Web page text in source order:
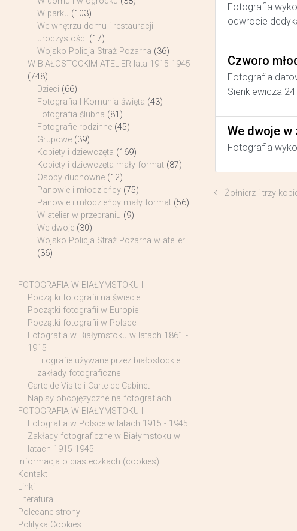
Fotografia
odwrocie
Czworo
Fotografia
Sienkiewicza 24
We dwoje w
Fotografia
Żołnierz i trzy
W parku (103)
We wnętrzu domu i restauracji
uroczystości (17)
Wojsko Policja Straż Pożarna (36)
W BIAŁOSTOCKIM ATELIER lata 1915-1945
(748)
Dzieci (66)
Fotografia I Komunia święta (43)
Fotografia ślubna (81)
Fotografie rodzinne (45)
Grupowe (39)
Kobiety i dziewczęta (169)
Kobiety i dziewczęta mały format (87)
Osoby duchowne (12)
Panowie i młodzieńcy (75)
Panowie i młodzieńcy mały format (56)
W atelier w przebraniu (9)
We dwoje (30)
Wojsko Policja Straż Pożarna w atelier
(36)
FOTOGRAFIA W BIAŁYMSTOKU I
Początki fotografii na świecie
Początki fotografii w Europie
Początki fotografii w Polsce
Fotografia w Białymstoku w latach 1861 -
1915
Litografie używane przez białostockie
zakłady fotograficzne
Carte de Visite i Carte de Cabinet
Napisy obcojęzyczne na fotografiach
FOTOGRAFIA W BIAŁYMSTOKU II
Fotografia w Polsce w latach 1915 - 1945
Zakłady fotograficzne w Białymstoku w
latach 1915-1945
Informacja o ciasteczkach (cookies)
Kontakt
Linki
Literatura
Polecane strony
Polityka Cookies